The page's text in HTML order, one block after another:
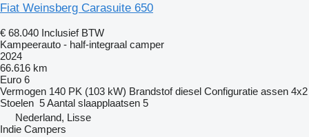
Fiat Weinsberg Carasuite 650
€ 68.040 Inclusief BTW
Kampeerauto - half-integraal camper
2024
66.616 km
Euro 6
Vermogen 140 PK (103 kW) Brandstof diesel Configuratie assen 4x2
Stoelen 5Aantal slaapplaatsen 5
Nederland, Lisse
Indie Campers